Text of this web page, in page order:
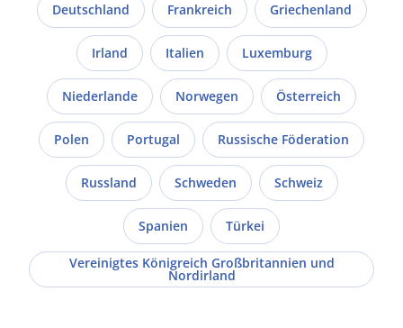
Deutschland Frankreich Griechenland
Irland Italien Luxemburg
Niederlande Norwegen Österreich
Polen Portugal Russische Föderation
Russland Schweden Schweiz
Spanien Türkei
Vereinigtes Königreich Großbritannien und
Nordirland